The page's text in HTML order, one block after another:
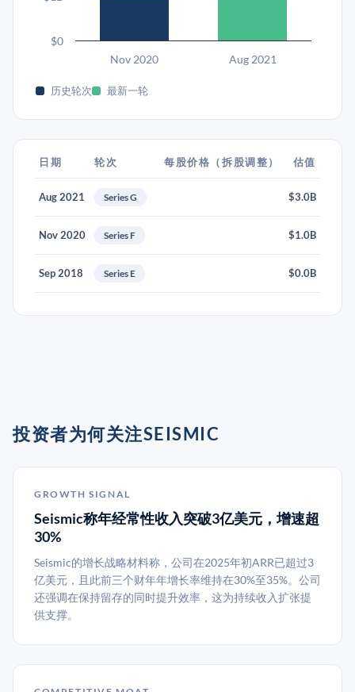
Nov 2020 Aug 2021
$0
历史轮次 最新一轮
日期 轮次 每股价格（拆股调整） 估值
Aug 2021 Series G $3.0B
Nov 2020 Series F $1.0B
Sep 2018 Series E $0.0B
投资者为何关注SEISMIC
GROWTH SIGNAL
Seismic称年经常性收入突破3亿美元，增速超
30%
Seismic的增长战略材料称，公司在2025年初ARR已超过3
亿美元，且此前三个财年年增长率维持在30%至35%。公司
还强调在保持留存的同时提升效率，这为持续收入扩张提
供支撑。